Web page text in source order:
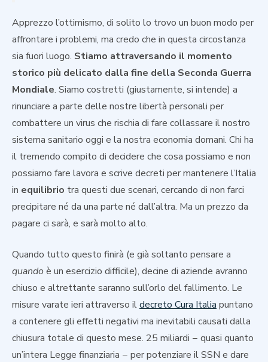
Apprezzo l’ottimismo, di solito lo trovo un buon modo per
affrontare i problemi, ma credo che in questa circostanza
sia fuori luogo. Stiamo attraversando il momento
storico più delicato dalla fine della Seconda Guerra
Mondiale. Siamo costretti (giustamente, si intende) a
rinunciare a parte delle nostre libertà personali per
combattere un virus che rischia di fare collassare il nostro
sistema sanitario oggi e la nostra economia domani. Chi ha
il tremendo compito di decidere che cosa possiamo e non
possiamo fare lavora e scrive decreti per mantenere l’Italia
in equilibrio tra questi due scenari, cercando di non farci
precipitare né da una parte né dall’altra. Ma un prezzo da
pagare ci sarà, e sarà molto alto.
Quando tutto questo finirà (e già soltanto pensare a
quandoè un esercizio difficile), decine di aziende avranno
chiuso e altrettante saranno sull’orlo del fallimento. Le
misure varate ieri attraverso ildecreto Cura Italia puntano
a contenere gli effetti negativi ma inevitabili causati dalla
chiusura totale di questo mese. 25 miliardi − quasi quanto
un’intera Legge finanziaria − per potenziare il SSN e dare